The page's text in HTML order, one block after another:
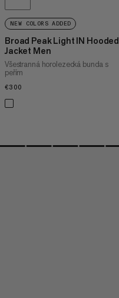
NEW COLORS ADDED
Broad Peak Light IN Hooded
Jacket Men
Všestranná horolezecká bunda s
peřím
€300